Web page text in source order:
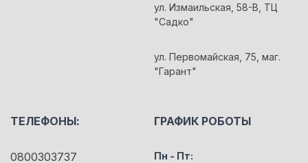
ул. Измаильская, 58-В, ТЦ
"Садко"
ул. Первомайская, 75, маг.
"Гарант"
ТЕЛЕФОНЫ:
0800303737
ГРАФИК РОБОТЫ
Пн - Пт: